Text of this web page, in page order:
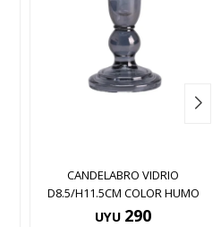
CANDELABRO VIDRIO
D8.5/H11.5CM COLOR HUMO
UYU 290